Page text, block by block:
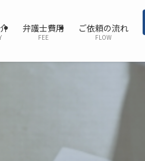
弁護士費用
FEE
ご依頼の流れ
FLOW